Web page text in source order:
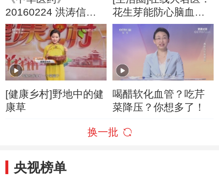
20160224 洪涛信
箱：唤醒沉睡的卵巢
花生芽能防心脑血管
病？
[健康乡村]野地中的健
康草
喝醋软化血管？吃芹
菜降压？你想多了！
换一批
央视榜单